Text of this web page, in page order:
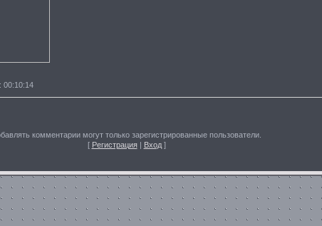
: 00:10:14
комментарии могут только зарегистрированные пользователи.
[ Регистрация| Вход]